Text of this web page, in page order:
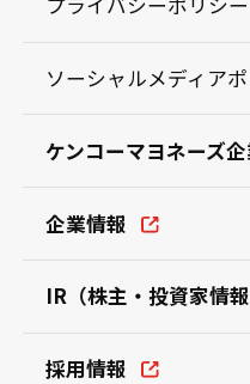
ソーシャルメディア
ケンコーマヨネーズ
企業情報
IR（株主・投資家情報
採用情報